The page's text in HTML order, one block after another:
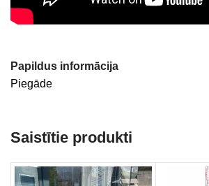
Papildus informācija
Piegāde
Saistītie produkti